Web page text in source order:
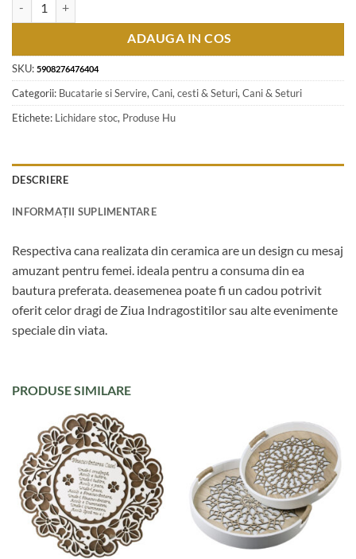
ADAUGA IN COS
SKU: 5908276476404
Categorii: Bucatarie si Servire, Cani, cesti & Seturi, Cani & Seturi
Etichete: Lichidare stoc, Produse Hu
DESCRIERE
INFORMAȚII SUPLIMENTARE
Respectiva cana realizata din ceramica are un design cu mesaj
amuzant pentru femei. ideala pentru a consuma din ea
bautura preferata. deasemenea poate fi un cadou potrivit
oferit celor dragi de Ziua Indragostitilor sau alte evenimente
speciale din viata.
PRODUSE SIMILARE